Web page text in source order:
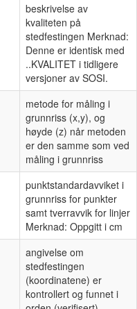
beskrivelse av
kvaliteten på
stedfestingen Merknad:
Denne er identisk med
..KVALITET i tidligere
versjoner av SOSI.
metode for måling i
grunnriss (x,y), og
høyde (z) når metoden
er den samme som ved
måling i grunnriss
punktstandardavviket i
grunnriss for punkter
samt tverravvik for linjer
Merknad: Oppgitt i cm
angivelse om
stedfestingen
(koordinatene) er
kontrollert og funnet i